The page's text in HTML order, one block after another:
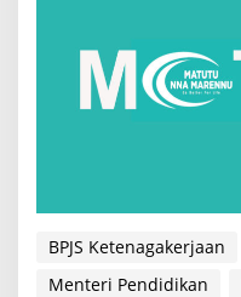
BPJS Ketenagakerjaan
Menteri Pendidikan